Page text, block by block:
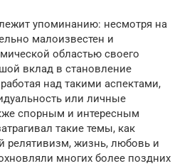
упоминанию: несмотря на
малоизвестен и
областью своего
вклад в становление
над такими аспектами,
или личные
спорным и интересным
такие темы, как
релятивизм, жизнь, любовь и
многих более поздних